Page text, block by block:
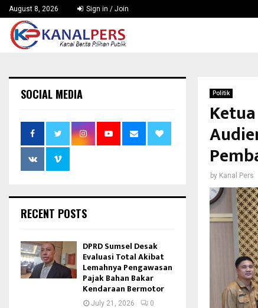
August 8, 2026 Sign in / Join
Politik
by Kanal Pers
SOCIAL MEDIA
RECENT POSTS
DPRD Sumsel Desak
Evaluasi Total Akibat
Lemahnya Pengawasan
Pajak Bahan Bakar
Kendaraan Bermotor
July 21, 2026 0